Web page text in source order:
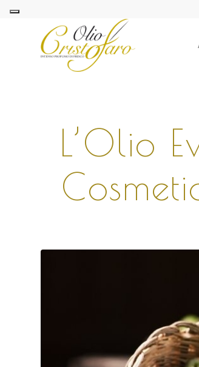
L’Olio